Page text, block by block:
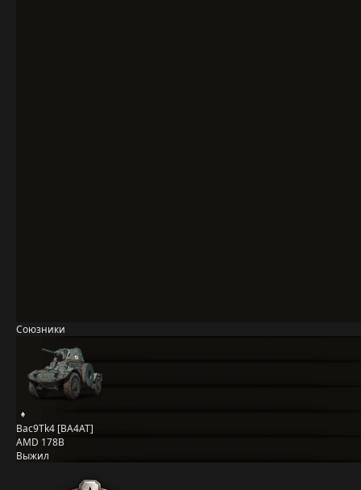
Союзники
Bac9Tk4 [BA4AT]
AMD 178B
Выжил